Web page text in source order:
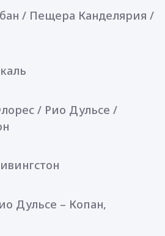
/ Пещера Канделярия /
/ Рио Дульсе /
Дульсе – Копан,